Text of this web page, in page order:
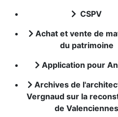
CSPV
Achat et vente de
du patrimoine
Application pour
Archives de
Vergnaud sur la
de Valenciennes